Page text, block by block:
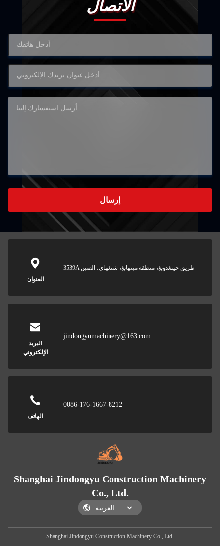
الاتصال
إرسال
العنوان
3539A طريق جينغدونغ، منطقة مينهانغ، شنغهاي، الصين
البريد
الإلكتروني
jindongyumachinery@163.com
الهاتف
0086-176-1667-8212
Shanghai Jindongyu Construction Machinery
Co., Ltd.
Shanghai Jindongyu Construction Machinery Co., Ltd.